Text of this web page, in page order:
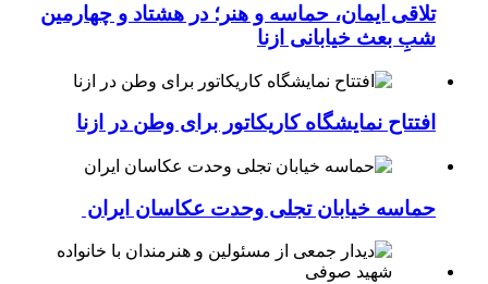
تلاقی ایمان، حماسه و هنر؛ در هشتاد و چهارمین
شبِ بعث خیابانی ازنا
افتتاح نمایشگاه کاریکاتور برای وطن در ازنا
حماسه خیابان تجلی وحدت عکاسان ایران